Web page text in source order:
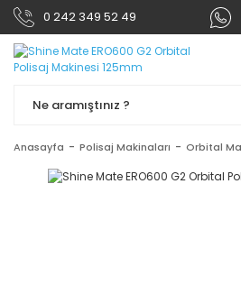
0 242 349 52 49
Anasayfa Polisaj Makinaları Orbital